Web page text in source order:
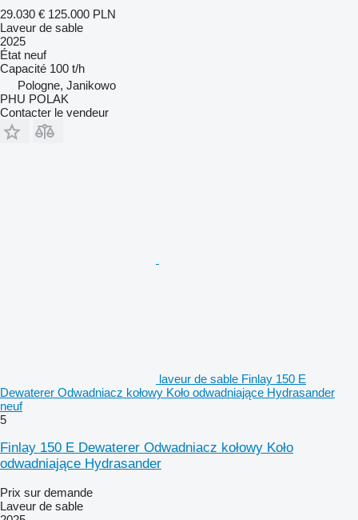
29.030 € 125.000 PLN
Laveur de sable
2025
État neuf
Capacité 100 t/h
Pologne, Janikowo
PHU POLAK
Contacter le vendeur
laveur de sable Finlay 150 E
Dewaterer Odwadniacz kołowy Koło odwadniające Hydrasander
neuf
5
Finlay 150 E Dewaterer Odwadniacz kołowy Koło
odwadniające Hydrasander
Prix sur demande
Laveur de sable